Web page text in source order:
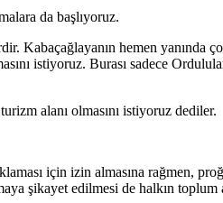
da başlıyoruz.
Kabaçağlayanın hemen
istiyoruz. Burası sadece
alanı olmasını istiyoruz dediler.
için izin almasına rağmen,
şikayet edilmesi de halkın